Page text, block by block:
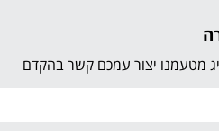
מטעמנו יצור עמכם קשר בהקדם